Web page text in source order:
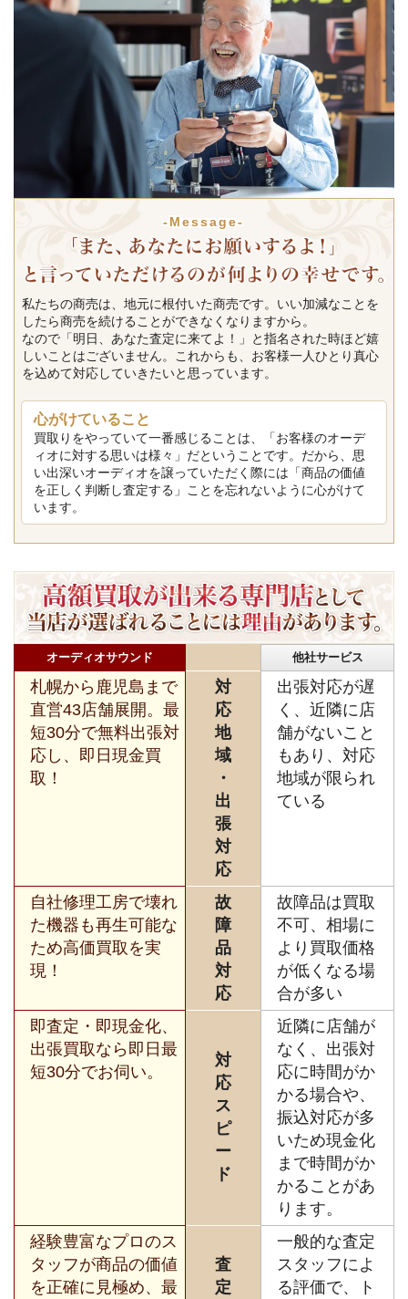
-Message-
私たちの商売は、地元に根付いた商売です。いい加減なことを
したら商売を続けることができなくなりますから。
なので「明日、あなた査定に来てよ！」と指名された時ほど嬉
しいことはございません。これからも、お客様一人ひとり真心
を込めて対応していきたいと思っています。
心がけていること
買取りをやっていて一番感じることは、「お客様のオーデ
ィオに対する思いは様々」だということです。だから、思
い出深いオーディオを譲っていただく際には「商品の価値
を正しく判断し査定する」ことを忘れないように心がけて
います。
オーディオサウンド 他社サービス
札幌から鹿児島まで
直営43店舗展開。最
短30分で無料出張対
応し、即日現金買
取！
対
応
地
域
・
出
張
対
応
出張対応が遅
く、近隣に店
舗がないこと
もあり、対応
地域が限られ
ている
自社修理工房で壊れ
た機器も再生可能な
ため高価買取を実
現！
故
障
品
対
応
故障品は買取
不可、相場に
より買取価格
が低くなる場
合が多い
即査定・即現金化、
出張買取なら即日最
短30分でお伺い。
対
応
ス
ピ
ー
ド
近隣に店舗が
なく、出張対
応に時間がか
かる場合や、
振込対応が多
いため現金化
まで時間がか
かることがあ
ります。
経験豊富なプロのス
タッフが商品の価値
を正確に見極め、最
査
定
一般的な査定
スタッフによ
る評価で、ト